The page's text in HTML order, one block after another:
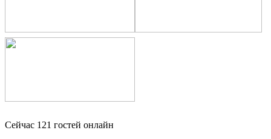
Сейчас 121 гостей онлайн